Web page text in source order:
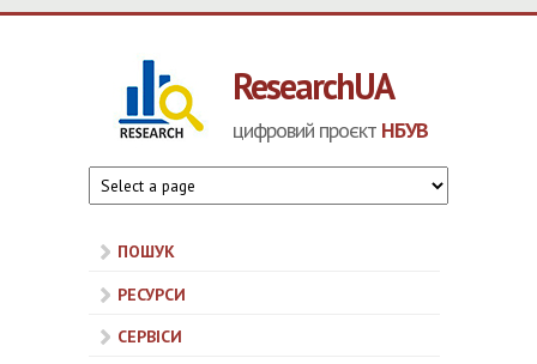
ResearchUA
цифровий проєкт НБУВ
ПОШУК
РЕСУРСИ
СЕРВІСИ